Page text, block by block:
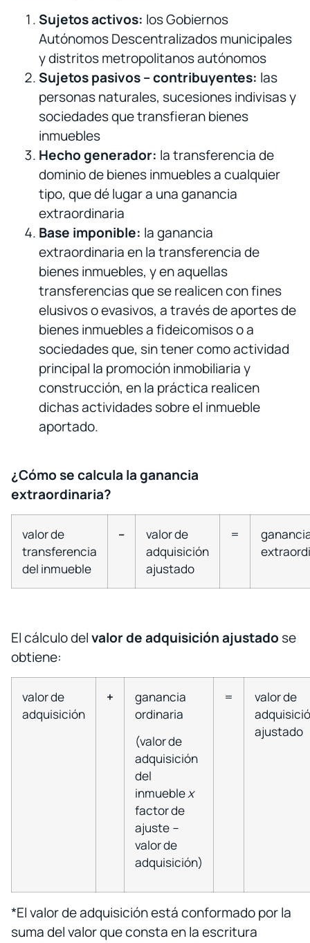
Sujetos activos: los Gobiernos
Autónomos Descentralizados municipales
y distritos metropolitanos autónomos
Sujetos pasivos – contribuyentes: las
personas naturales, sucesiones indivisas y
sociedades que transfieran bienes
inmuebles
Hecho generador: la transferencia de
dominio de bienes inmuebles a cualquier
tipo, que dé lugar a una ganancia
extraordinaria
Base imponible: la ganancia
extraordinaria en la transferencia de
bienes inmuebles, y en aquellas
transferencias que se realicen con fines
elusivos o evasivos, a través de aportes de
bienes inmuebles a fideicomisos o a
sociedades que, sin tener como actividad
principal la promoción inmobiliaria y
construcción, en la práctica realicen
dichas actividades sobre el inmueble
aportado.
¿Cómo se calcula la ganancia
extraordinaria?
valor de
transferencia
del inmueble
–
valor de
adquisición
ajustado
=
El cálculo delvalor de adquisición ajustado se
obtiene:
valor de
adquisición
+
ganancia
ordinaria
(valor de
adquisición
del
inmueblex
factor de
ajuste –
valor de
adquisición)
=
valor de
ajustado
*El valor de adquisición está conformado por la
suma del valor que consta en la escritura